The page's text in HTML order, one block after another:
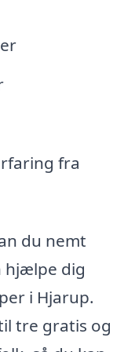
fra
du nemt
hjælpe dig
i Hjarup.
tre gratis og